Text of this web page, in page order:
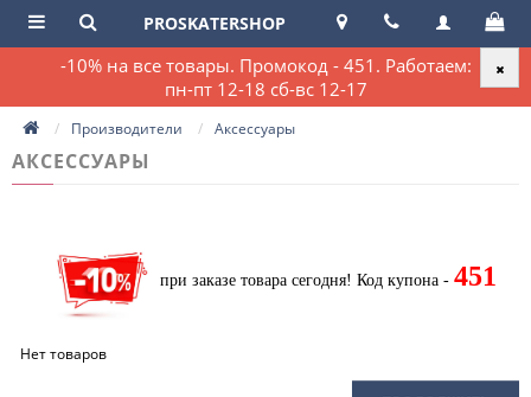
-10% на все товары. Промокод - 451. Работаем:
пн-пт 12-18 сб-вс 12-17
PROSKATERSHOP
Производители Аксессуары
АКСЕССУАРЫ
при заказе товара сегодня! Код купона - 451
Нет товаров